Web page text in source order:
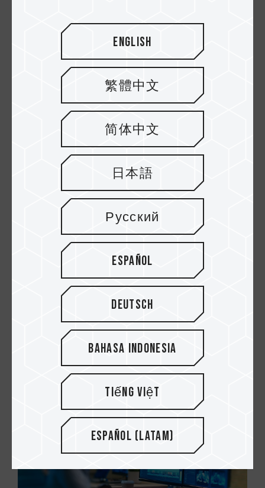
10.MAR.2021
¿La frecuencia de la memoria afecta el
FPS del juego? 3 Games Tested (Part I)
10.JAN.2021
¿Qué SSD PCIe M.2 de TEAMGROUP es
English
繁體中文
简体中文
日本語
Русский
Español
Deutsch
Bahasa Indonesia
Tiếng Việt
Español (Latam)